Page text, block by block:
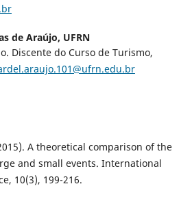
de Araújo, UFRN
Discente do Curso de Turismo,
A theoretical comparison of the
and small events. International
10(3), 199-216.